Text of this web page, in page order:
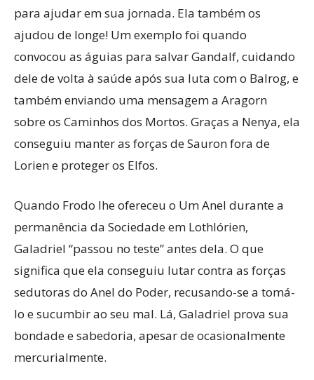
para ajudar em sua jornada. Ela também os
ajudou de longe! Um exemplo foi quando
convocou as águias para salvar Gandalf, cuidando
dele de volta à saúde após sua luta com o Balrog, e
também enviando uma mensagem a Aragorn
sobre os Caminhos dos Mortos. Graças a Nenya, ela
conseguiu manter as forças de Sauron fora de
Lorien e proteger os Elfos.
Quando Frodo lhe ofereceu o Um Anel durante a
permanência da Sociedade em Lothlórien,
Galadriel “passou no teste” antes dela. O que
significa que ela conseguiu lutar contra as forças
sedutoras do Anel do Poder, recusando-se a tomá-
lo e sucumbir ao seu mal. Lá, Galadriel prova sua
bondade e sabedoria, apesar de ocasionalmente
mercurialmente.